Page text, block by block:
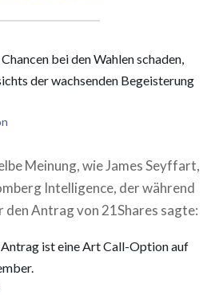
bei den Wahlen schaden,
der wachsenden Begeisterung
Meinung, wie James Seyffart,
Intelligence, der während
den Antrag von 21Shares sagte:
Antrag ist eine Art Call-Option auf